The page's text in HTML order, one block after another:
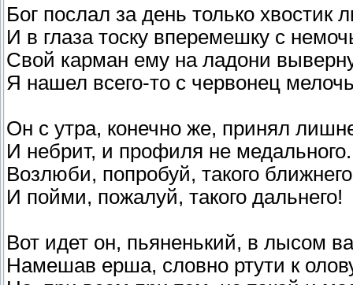
Бог послал за день только хвостик
И в глаза тоску вперемешку с
Свой карман ему на ладони
Я нашел всего-то с червонец
Он с утра, конечно же, принял
И небрит, и профиля не
Возлюби, попробуй, такого
И пойми, пожалуй, такого дальнего!
Вот идет он, пьяненький, в лысом
Намешав ерша, словно ртути к